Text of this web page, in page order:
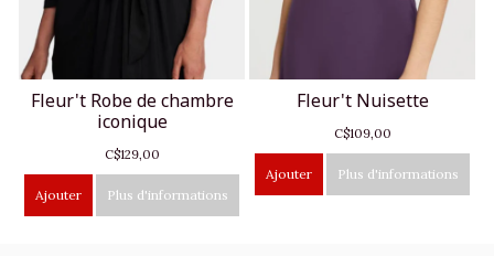
Fleur't Robe de chambre
iconique
C$129,00
Ajouter Plus d'informations
Fleur't Nuisette
C$109,00
Ajouter Plus d'informations